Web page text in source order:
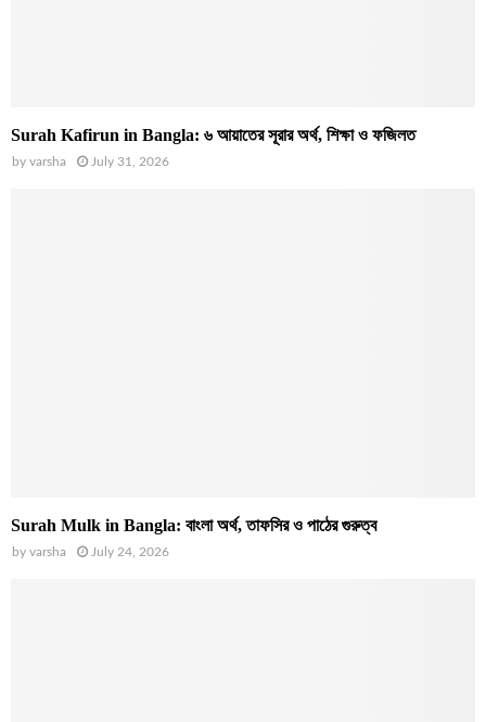
Surah Kafirun in Bangla: ৬ আয়াতের সূরার অর্থ, শিক্ষা ও ফজিলত
by varsha July 31, 2026
Surah Mulk in Bangla: বাংলা অর্থ, তাফসির ও পাঠের গুরুত্ব
by varsha July 24, 2026